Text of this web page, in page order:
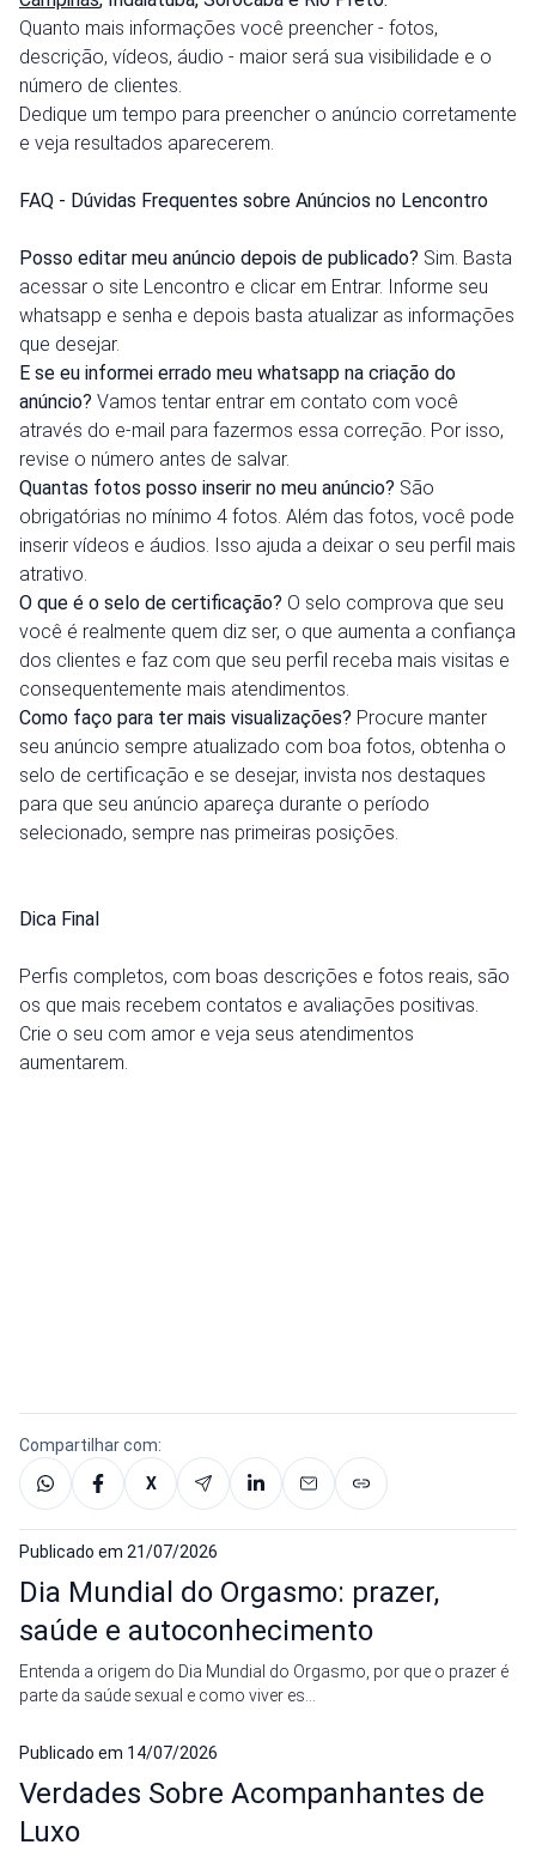
Quanto mais informações você preencher - fotos,
descrição, vídeos, áudio - maior será sua visibilidade e o
número de clientes.
Dedique um tempo para preencher o anúncio corretamente
e veja resultados aparecerem.
FAQ - Dúvidas Frequentes sobre Anúncios no Lencontro
Posso editar meu anúncio depois de publicado? Sim. Basta
acessar o site Lencontro e clicar em Entrar. Informe seu
whatsapp e senha e depois basta atualizar as informações
que desejar.
E se eu informei errado meu whatsapp na criação do
anúncio? Vamos tentar entrar em contato com você
através do e-mail para fazermos essa correção. Por isso,
revise o número antes de salvar.
Quantas fotos posso inserir no meu anúncio? São
obrigatórias no mínimo 4 fotos. Além das fotos, você pode
inserir vídeos e áudios. Isso ajuda a deixar o seu perfil mais
atrativo.
O que é o selo de certificação? O selo comprova que seu
você é realmente quem diz ser, o que aumenta a confiança
dos clientes e faz com que seu perfil receba mais visitas e
consequentemente mais atendimentos.
Como faço para ter mais visualizações? Procure manter
seu anúncio sempre atualizado com boa fotos, obtenha o
selo de certificação e se desejar, invista nos destaques
para que seu anúncio apareça durante o período
selecionado, sempre nas primeiras posições.
Dica Final
Perfis completos, com boas descrições e fotos reais, são
os que mais recebem contatos e avaliações positivas.
Crie o seu com amor e veja seus atendimentos
aumentarem.
Compartilhar com:
X
Publicado em 21/07/2026
Dia Mundial do Orgasmo: prazer,
saúde e autoconhecimento
Entenda a origem do Dia Mundial do Orgasmo, por que o prazer é
parte da saúde sexual e como viver es...
Publicado em 14/07/2026
Verdades Sobre Acompanhantes de
Luxo